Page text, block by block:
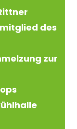
Rittner
des
zur